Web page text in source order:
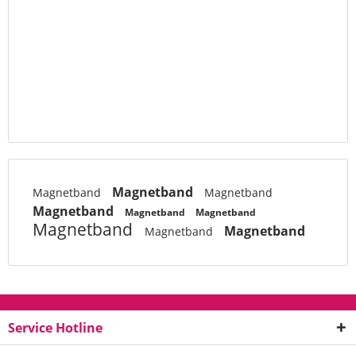
Magnetband Magnetband Magnetband
Magnetband Magnetband Magnetband
Magnetband Magnetband Magnetband
Service Hotline